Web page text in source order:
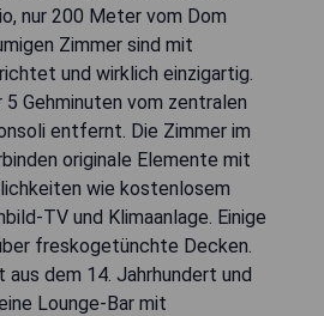
nur 200 Meter vom Dom
Zimmer sind mit
und wirklich einzigartig.
Gehminuten vom zentralen
entfernt. Die Zimmer im
originale Elemente mit
wie kostenlosem
TV und Klimaanlage. Einige
freskogetünchte Decken.
dem 14. Jahrhundert und
Lounge-Bar mit